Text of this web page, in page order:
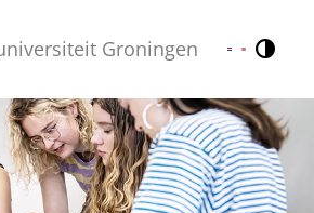
Groningen Nederlands
English